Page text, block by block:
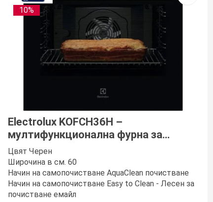
10%
Electrolux KOFCH36H –
мултифункционална фурна за
вграждане
Цвят Черен
Широчина в см. 60
Начин на самопочистване AquaClean почистване
Начин на самопочистване Easy to Clean - Лесен за
почистване емайл